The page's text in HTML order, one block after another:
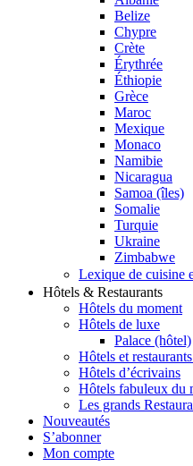
Belize
Chypre
Crète
Érythrée
Éthiopie
Grèce
Maroc
Mexique
Monaco
Namibie
Nicaragua
Samoa (îles)
Somalie
Turquie
Ukraine
Zimbabwe
Lexique de cuisine
Hôtels & Restaurants
Hôtels du moment
Hôtels de luxe
Palace (hôtel)
Hôtels et
Hôtels d’écrivains
Hôtels fabuleux du
Les grands
Nouveautés
S’abonner
Mon compte